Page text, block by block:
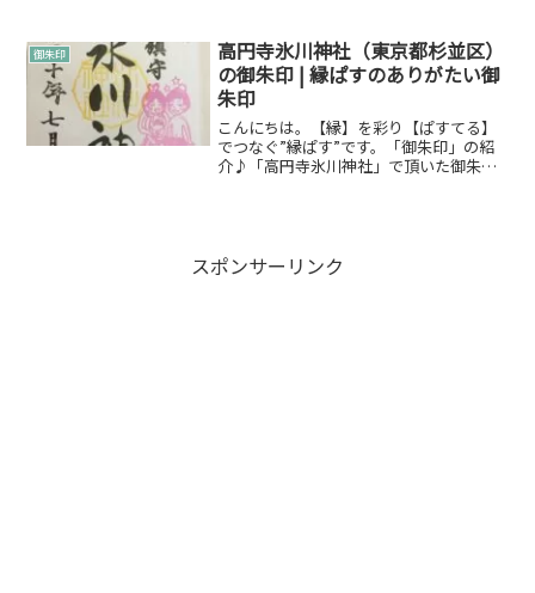
きます。朱印（しゅいん）は、主に日本
の寺院や神社...
御朱印
高円寺氷川神社（東京都杉並区）
の御朱印 | 縁ぱすのありがたい御
朱印
こんにちは。【縁】を彩り【ぱすてる】
でつなぐ”縁ぱす”です。「御朱印」の紹
介♪「高円寺氷川神社」で頂いた御朱印
スポンサーリンク